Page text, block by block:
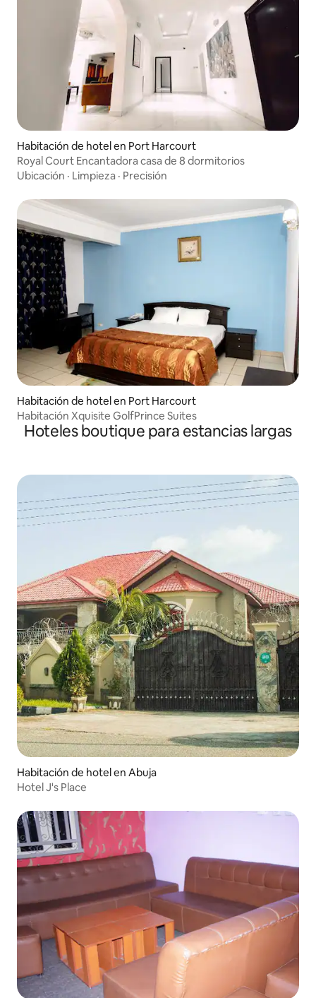
Habitación de hotel en Port Harcourt
Royal Court Encantadora casa de 8 dormitorios
Ubicación · Limpieza · Precisión
Habitación de hotel en Port Harcourt
Habitación Xquisite GolfPrince Suites
Hoteles boutique para estancias largas
Habitación de hotel en Abuja
Hotel J's Place